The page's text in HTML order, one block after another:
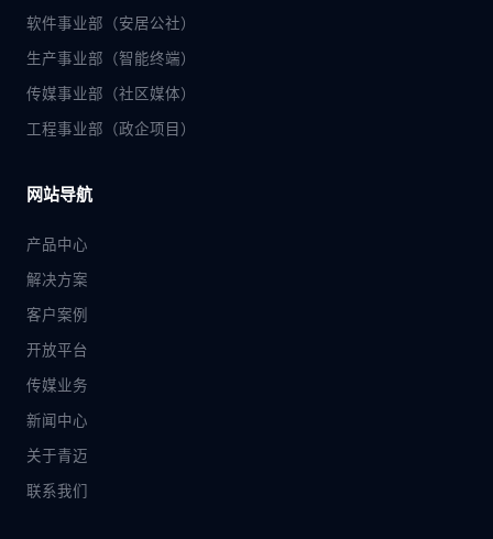
软件事业部（安居公社）
生产事业部（智能终端）
传媒事业部（社区媒体）
工程事业部（政企项目）
网站导航
产品中心
解决方案
客户案例
开放平台
传媒业务
新闻中心
关于青迈
联系我们